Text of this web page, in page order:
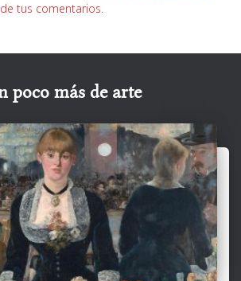
tus comentarios.
poco más de arte